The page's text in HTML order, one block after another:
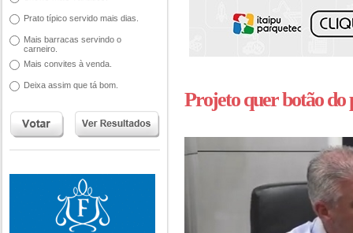
Prato típico servido mais dias.
Mais barracas servindo o
carneiro.
Mais convites à venda.
Deixa assim que tá bom.
Projeto quer botão do